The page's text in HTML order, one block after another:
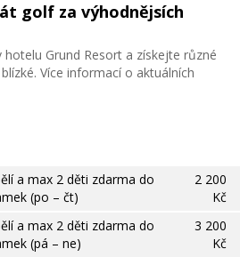
golf za výhodnějsích
Grund Resort a získejte různé
Více informací o aktuálních
a max 2 děti zdarma do
(po – čt)
2 200
Kč
a max 2 děti zdarma do
(pá – ne)
3 200
Kč